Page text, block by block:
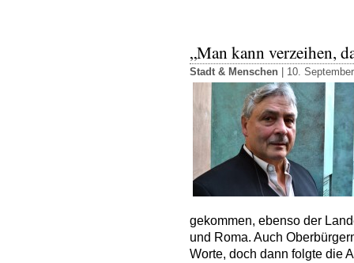
„Man kann verzeihen,
Stadt & Menschen | 10.
gekommen, ebenso der
und Roma. Auch
Worte, doch dann folgte die